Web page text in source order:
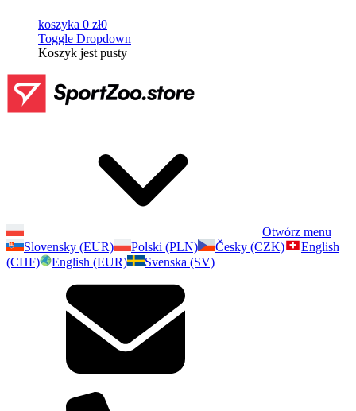
koszyka 0 zł0
Toggle Dropdown
Koszyk jest pusty
Otwórz menu
Slovensky (EUR)
Polski (PLN) Česky (CZK)
English
(CHF)
English (EUR) Svenska (SV)